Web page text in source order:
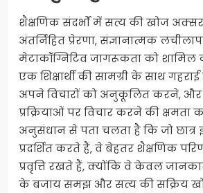
शैक्षणिक संदर्भों में सत्य की खोज
अंतर्निहित प्रेरणा, संज्ञानात्मक
मेटाकॉग्निटिव जागरूकता को शामिल
एक शिक्षार्थी की सामग्री के साथ
अपने विचारों को अनुकूलित करने,
प्रक्रियाओं पर विचार करने की क्षमता
अनुसंधान से पता चलता है कि जो छात्र
प्रदर्शित करते हैं, वे बेहतर शैक्षणिक
प्रवृत्ति रखते हैं, क्योंकि वे केवल
के बजाय समझ और सत्य की सक्रिय